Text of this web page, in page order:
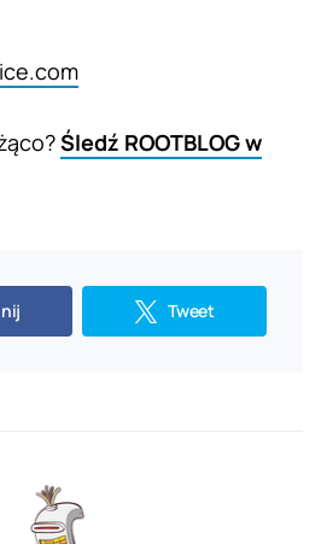
Śledź ROOTBLOG w
Tweet